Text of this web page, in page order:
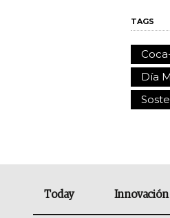
TAGS
Día
Today Innovación